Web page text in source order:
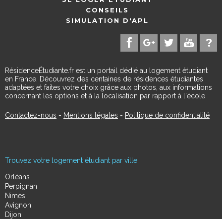
CONSEILS
SIMULATION D'APL
RésidenceÉtudiante.fr est un portail dédié au logement étudiant
en France. Découvrez des centaines de résidences étudiantes
adaptées et faites votre choix grâce aux photos, aux informations
concernant les options et à la localisation par rapport à l'école.
Contactez-nous - Mentions légales - Politique de confidentialité
Trouvez votre logement étudiant par ville
Orléans
Perpignan
Nimes
Avignon
Dijon